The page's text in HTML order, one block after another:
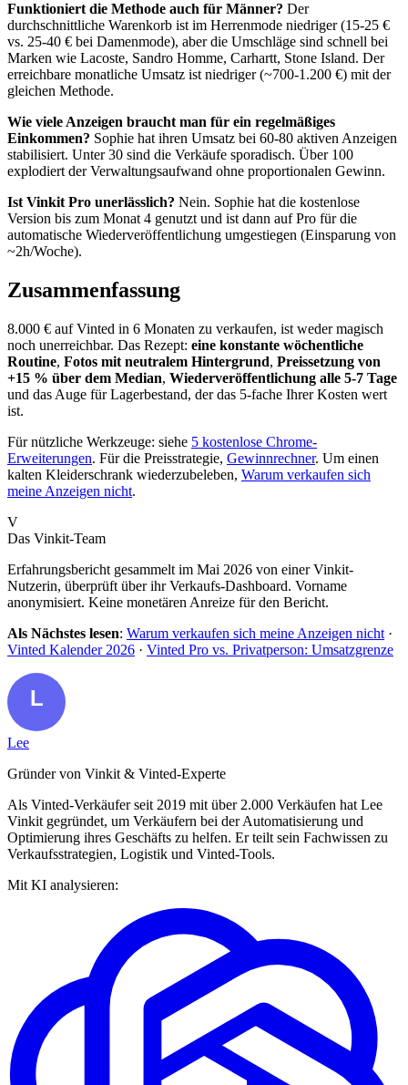
Funktioniert die Methode auch für Männer? Der
durchschnittliche Warenkorb ist im Herrenmode niedriger (15-25 €
vs. 25-40 € bei Damenmode), aber die Umschläge sind schnell bei
Marken wie Lacoste, Sandro Homme, Carhartt, Stone Island. Der
erreichbare monatliche Umsatz ist niedriger (~700-1.200 €) mit der
gleichen Methode.
Wie viele Anzeigen braucht man für ein regelmäßiges
Einkommen? Sophie hat ihren Umsatz bei 60-80 aktiven Anzeigen
stabilisiert. Unter 30 sind die Verkäufe sporadisch. Über 100
explodiert der Verwaltungsaufwand ohne proportionalen Gewinn.
Ist Vinkit Pro unerlässlich? Nein. Sophie hat die kostenlose
Version bis zum Monat 4 genutzt und ist dann auf Pro für die
automatische Wiederveröffentlichung umgestiegen (Einsparung von
~2h/Woche).
Zusammenfassung
8.000 € auf Vinted in 6 Monaten zu verkaufen, ist weder magisch
noch unerreichbar. Das Rezept: eine konstante wöchentliche
Routine, Fotos mit neutralem Hintergrund, Preissetzung von
+15 % über dem Median, Wiederveröffentlichung alle 5-7 Tage
und das Auge für Lagerbestand, der das 5-fache Ihrer Kosten wert
ist.
Für nützliche Werkzeuge: siehe 5 kostenlose Chrome-
Erweiterungen. Für die Preisstrategie, Gewinnrechner. Um einen
kalten Kleiderschrank wiederzubeleben, Warum verkaufen sich
meine Anzeigen nicht.
V
Das Vinkit-Team
Erfahrungsbericht gesammelt im Mai 2026 von einer Vinkit-
Nutzerin, überprüft über ihr Verkaufs-Dashboard. Vorname
anonymisiert. Keine monetären Anreize für den Bericht.
Als Nächstes lesen: Warum verkaufen sich meine Anzeigen nicht ·
Vinted Kalender 2026 · Vinted Pro vs. Privatperson: Umsatzgrenze
Lee
Gründer von Vinkit & Vinted-Experte
Als Vinted-Verkäufer seit 2019 mit über 2.000 Verkäufen hat Lee
Vinkit gegründet, um Verkäufern bei der Automatisierung und
Optimierung ihres Geschäfts zu helfen. Er teilt sein Fachwissen zu
Verkaufsstrategien, Logistik und Vinted-Tools.
Mit KI analysieren: